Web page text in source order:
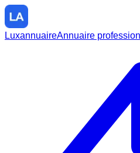
LuxannuaireAnnuaire